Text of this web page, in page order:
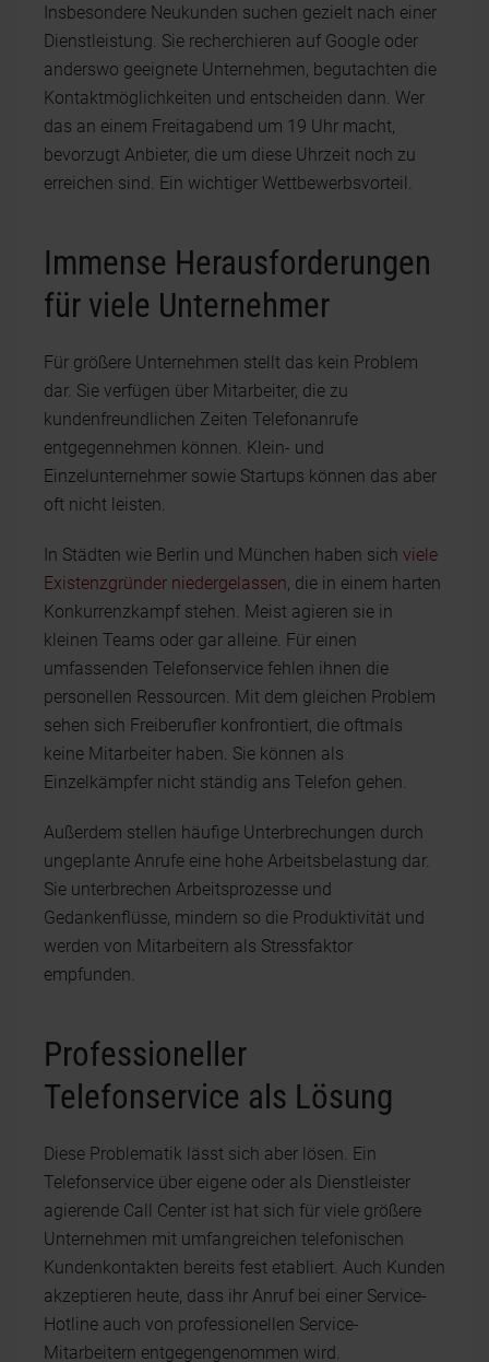
Insbesondere Neukunden suchen gezielt nach einer
Dienstleistung. Sie recherchieren auf Google oder
anderswo geeignete Unternehmen, begutachten die
Kontaktmöglichkeiten und entscheiden dann. Wer
das an einem Freitagabend um 19 Uhr macht,
bevorzugt Anbieter, die um diese Uhrzeit noch zu
erreichen sind. Ein wichtiger Wettbewerbsvorteil.
Immense Herausforderungen
für viele Unternehmer
Für größere Unternehmen stellt das kein Problem
dar. Sie verfügen über Mitarbeiter, die zu
kundenfreundlichen Zeiten Telefonanrufe
entgegennehmen können. Klein- und
Einzelunternehmer sowie Startups können das aber
oft nicht leisten.
In Städten wie Berlin und München haben sich viele
Existenzgründer niedergelassen, die in einem harten
Konkurrenzkampf stehen. Meist agieren sie in
kleinen Teams oder gar alleine. Für einen
umfassenden Telefonservice fehlen ihnen die
personellen Ressourcen. Mit dem gleichen Problem
sehen sich Freiberufler konfrontiert, die oftmals
keine Mitarbeiter haben. Sie können als
Einzelkämpfer nicht ständig ans Telefon gehen.
Außerdem stellen häufige Unterbrechungen durch
ungeplante Anrufe eine hohe Arbeitsbelastung dar.
Sie unterbrechen Arbeitsprozesse und
Gedankenflüsse, mindern so die Produktivität und
werden von Mitarbeitern als Stressfaktor
empfunden.
Professioneller
Telefonservice als Lösung
Diese Problematik lässt sich aber lösen. Ein
Telefonservice über eigene oder als Dienstleister
agierende Call Center ist hat sich für viele größere
Unternehmen mit umfangreichen telefonischen
Kundenkontakten bereits fest etabliert. Auch Kunden
akzeptieren heute, dass ihr Anruf bei einer Service-
Hotline auch von professionellen Service-
Mitarbeitern entgegengenommen wird.